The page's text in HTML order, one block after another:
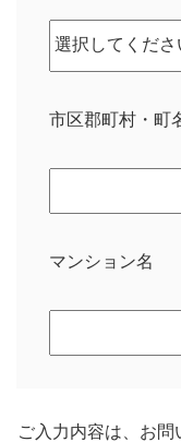
市区郡町村・町
マンション名
ご入力内容は、お問